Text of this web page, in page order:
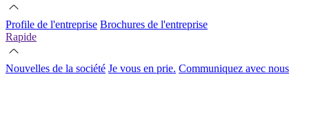
Profile de l'entreprise Brochures de l'entreprise
Rapide
Nouvelles de la société Je vous en prie. Communiquez avec nous